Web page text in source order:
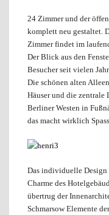
24 Zimmer und der
komplett neu gestaltet.
Zimmer findet im
Der Blick aus den
Besucher seit vielen
Die schönen alten
Häuser und die zentrale
Berliner Westen in
das macht wirklich
Das individuelle
Charme des
übertrug der
Schmarsow Elemente